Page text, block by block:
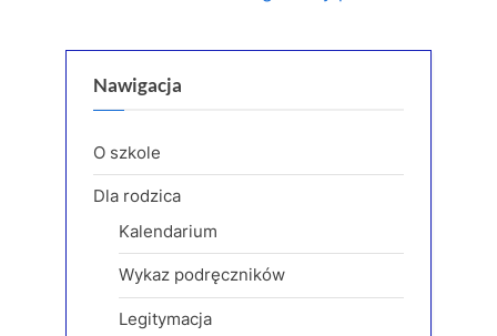
x
s
Nawigacja
O szkole
Dla rodzica
Kalendarium
Wykaz podręczników
Legitymacja